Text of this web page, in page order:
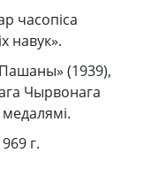
часопіса
навук».
(1939),
Чырвонага
г.